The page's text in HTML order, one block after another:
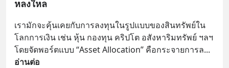
หลงใหล
เรามักจะคุ้นเคยกับการลงทุนในรูปแบบของสินทรัพย์ใน
โลกการเงิน เช่น หุ้น กองทุน คริปโต อสังหาริมทรัพย์ ฯลฯ
โดยจัดพอร์ตแบบ “Asset Allocation” คือกระจายการล
อ่านต่อ